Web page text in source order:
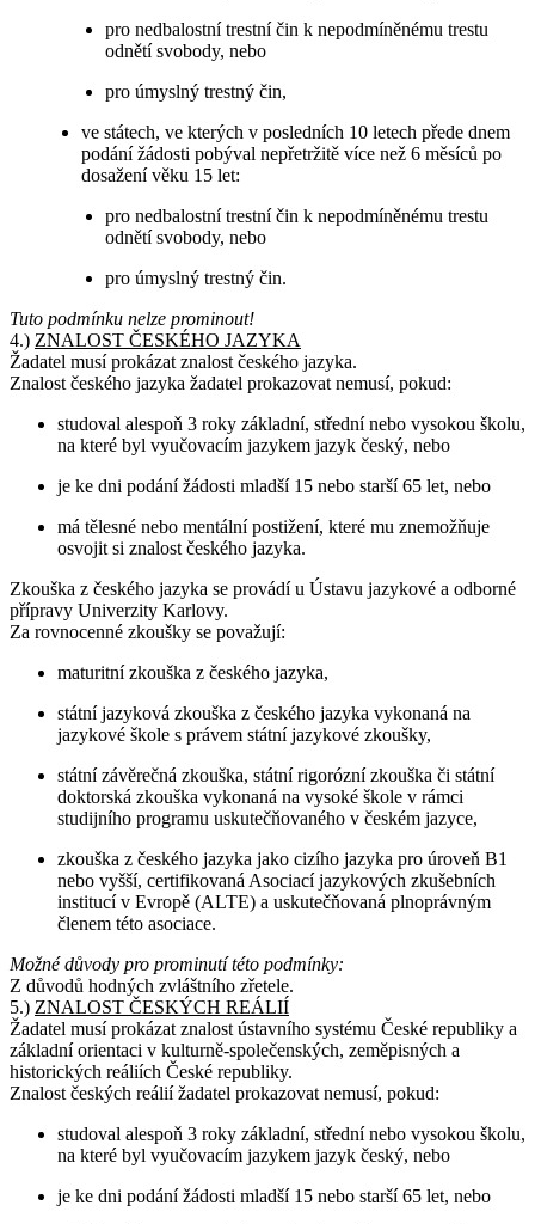
pro nedbalostní trestní čin k nepodmíněnému trestu
odnětí svobody, nebo
pro úmyslný trestný čin,
ve státech, ve kterých v posledních 10 letech přede dnem
podání žádosti pobýval nepřetržitě více než 6 měsíců po
dosažení věku 15 let:
pro nedbalostní trestní čin k nepodmíněnému trestu
odnětí svobody, nebo
pro úmyslný trestný čin.
Tuto podmínku nelze prominout!
4.) ZNALOST ČESKÉHO JAZYKA
Žadatel musí prokázat znalost českého jazyka.
Znalost českého jazyka žadatel prokazovat nemusí, pokud:
studoval alespoň 3 roky základní, střední nebo vysokou školu,
na které byl vyučovacím jazykem jazyk český, nebo
je ke dni podání žádosti mladší 15 nebo starší 65 let, nebo
má tělesné nebo mentální postižení, které mu znemožňuje
osvojit si znalost českého jazyka.
Zkouška z českého jazyka se provádí u Ústavu jazykové a odborné
přípravy Univerzity Karlovy.
Za rovnocenné zkoušky se považují:
maturitní zkouška z českého jazyka,
státní jazyková zkouška z českého jazyka vykonaná na
jazykové škole s právem státní jazykové zkoušky,
státní závěrečná zkouška, státní rigorózní zkouška či státní
doktorská zkouška vykonaná na vysoké škole v rámci
studijního programu uskutečňovaného v českém jazyce,
zkouška z českého jazyka jako cizího jazyka pro úroveň B1
nebo vyšší, certifikovaná Asociací jazykových zkušebních
institucí v Evropě (ALTE) a uskutečňovaná plnoprávným
členem této asociace.
Možné důvody pro prominutí této podmínky:
Z důvodů hodných zvláštního zřetele.
5.) ZNALOST ČESKÝCH REÁLIÍ
Žadatel musí prokázat znalost ústavního systému České republiky a
základní orientaci v kulturně-společenských, zeměpisných a
historických reáliích České republiky.
Znalost českých reálií žadatel prokazovat nemusí, pokud:
studoval alespoň 3 roky základní, střední nebo vysokou školu,
na které byl vyučovacím jazykem jazyk český, nebo
je ke dni podání žádosti mladší 15 nebo starší 65 let, nebo